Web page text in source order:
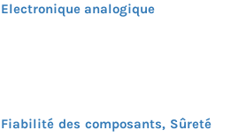
Electronique analogique
Fiabilité des composants, Sûreté